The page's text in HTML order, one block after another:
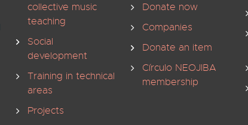
collective music
teaching
Social
development
Training in technical
areas
Projects
Donate now
Companies
Donate an item
Círculo NEOJIBA
membership